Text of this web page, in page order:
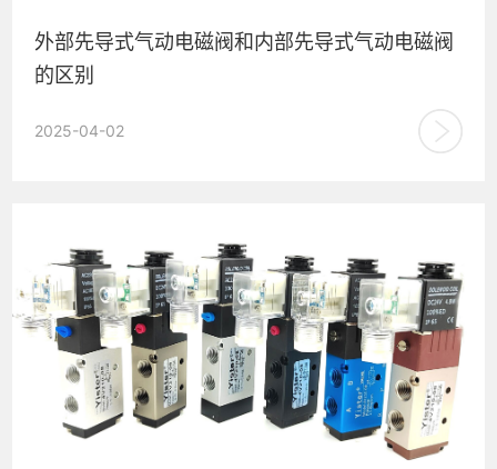
外部先导式气动电磁阀和内部先导式气动电磁阀
的区别
外部先导式和内部先导式气动电磁阀主要区别在于工作原理、
使用场合、结构特点和应用场景： | 工作原理 | 外部先导式电
2025-04-02